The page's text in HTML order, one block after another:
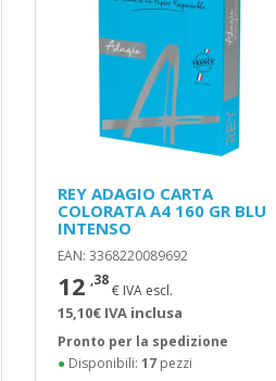
REY ADAGIO CARTA
COLORATA A4 160 GR BLU
INTENSO
EAN: 3368220089692
12 ,38
€ IVA escl.
15,10€ IVA inclusa
Pronto per la spedizione
●Disponibili: 17pezzi